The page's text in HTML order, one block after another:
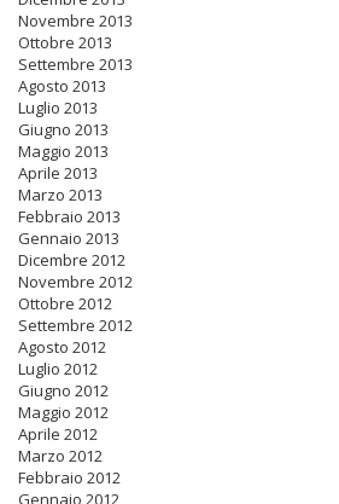
Novembre 2013
Ottobre 2013
Settembre 2013
Agosto 2013
Luglio 2013
Giugno 2013
Maggio 2013
Aprile 2013
Marzo 2013
Febbraio 2013
Gennaio 2013
Dicembre 2012
Novembre 2012
Ottobre 2012
Settembre 2012
Agosto 2012
Luglio 2012
Giugno 2012
Maggio 2012
Aprile 2012
Marzo 2012
Febbraio 2012
Gennaio 2012